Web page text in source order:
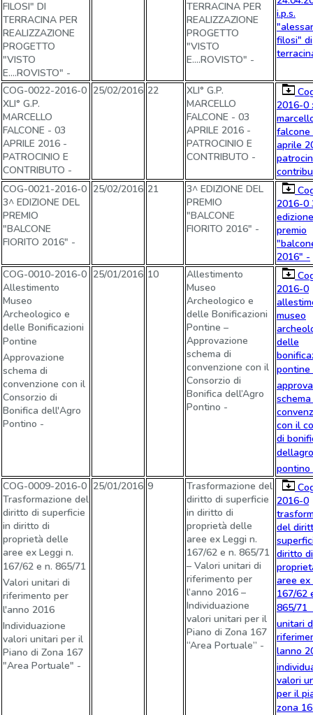
FILOSI" DI
TERRACINA PER
REALIZZAZIONE
PROGETTO
"VISTO
E....ROVISTO" -
TERRACINA PER
REALIZZAZIONE
PROGETTO
"VISTO
E....ROVISTO" -
i.p.s.
filosi" di
COG-0022-2016-0
XLI° G.P.
MARCELLO
FALCONE - 03
APRILE 2016 -
PATROCINIO E
CONTRIBUTO -
25/02/2016 22
XLI° G.P.
MARCELLO
FALCONE - 03
APRILE 2016 -
PATROCINIO E
CONTRIBUTO -
2016-0
falcone
aprile
COG-0021-2016-0
3^ EDIZIONE DEL
PREMIO
"BALCONE
FIORITO 2016" -
25/02/2016 21
3^ EDIZIONE DEL
PREMIO
"BALCONE
FIORITO 2016" -
2016-0
premio
2016" -
COG-0010-2016-0
Allestimento
Museo
Archeologico e
delle Bonificazioni
Pontine 
Approvazione
schema di
convenzione con il
Consorzio di
Bonifica dell'Agro
Pontino -
25/01/2016 10
Allestimento
Museo
Archeologico e
delle Bonificazioni
Pontine –
Approvazione
schema di
convenzione con il
Consorzio di
Bonifica dell’Agro
Pontino -
2016-0
museo
delle
pontine 
con il
di
dellagro
pontino
COG-0009-2016-0
Trasformazione del
diritto di superficie
in diritto di
proprietà delle
aree ex Leggi n.
167/62 e n. 865/71 
Valori unitari di
riferimento per
l'anno 2016 
Individuazione
valori unitari per il
Piano di Zona 167
"Area Portuale" -
25/01/2016 9
Trasformazione del
diritto di superficie
in diritto di
proprietà delle
aree ex Leggi n.
167/62 e n. 865/71
– Valori unitari di
riferimento per
l’anno 2016 –
Individuazione
valori unitari per il
Piano di Zona 167
“Area Portuale” -
2016-0
del
diritto di
aree ex
167/62
865/71
unitari
lanno
valori
per il
zona